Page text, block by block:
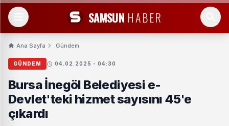
SAMSUN HABER
Ana Sayfa Gündem
GÜNDEM 04.02.2025 - 04:30
Bursa İnegöl Belediyesi e-
Devlet'teki hizmet sayısını 45'e
çıkardı